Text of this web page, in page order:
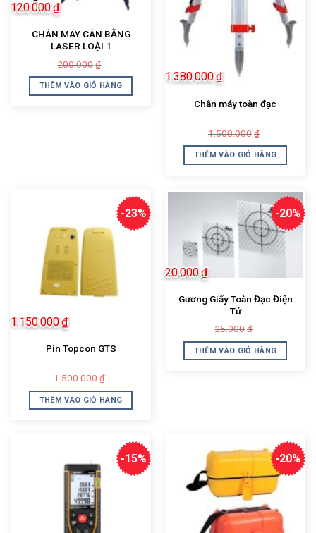
CHÂN MÁY CÂN BẰNG
LASER LOẠI 1
200.000 ₫
là:
200.000₫.
120.000₫
tại
là:
120.000₫.
THÊM VÀO GIỎ HÀNG
Chân máy toàn đạc
1.500.000 ₫
là:
1.500.000₫.
1.380.000₫
tại
là:
1.380.000₫.
THÊM VÀO GIỎ HÀNG
-23%
Pin Topcon GTS
1.500.000 ₫
là:
1.500.000₫.
1.150.000₫
tại
là:
THÊM VÀO GIỎ HÀNG
-20%
Gương Giấy Toàn Đạc Điện
Tử
25.000 ₫
là:
25.000₫.
20.000₫
tại
là:
THÊM VÀO GIỎ HÀNG
-15% -20%